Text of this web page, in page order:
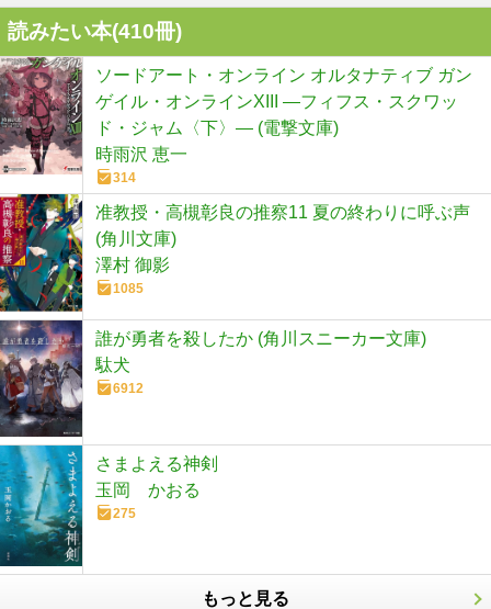
読みたい本(410冊)
ソードアート・オンライン オルタナティブ ガン
ゲイル・オンラインXIII ―フィフス・スクワッ
ド・ジャム〈下〉― (電撃文庫)
時雨沢 恵一
314
准教授・高槻彰良の推察11 夏の終わりに呼ぶ声
(角川文庫)
澤村 御影
1085
誰が勇者を殺したか (角川スニーカー文庫)
駄犬
6912
さまよえる神剣
玉岡 かおる
275
もっと見る